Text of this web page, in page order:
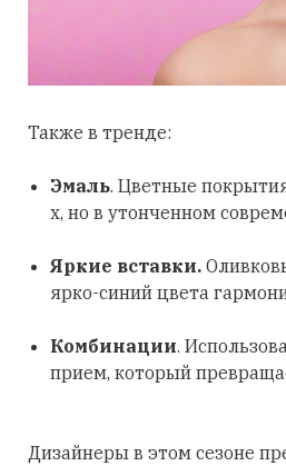
Также в тренде:
Эмаль. Цветные
х, но в утонченном
Яркие вставки.
ярко-синий цвета
Комбинации.
прием, который
Дизайнеры в этом сезоне